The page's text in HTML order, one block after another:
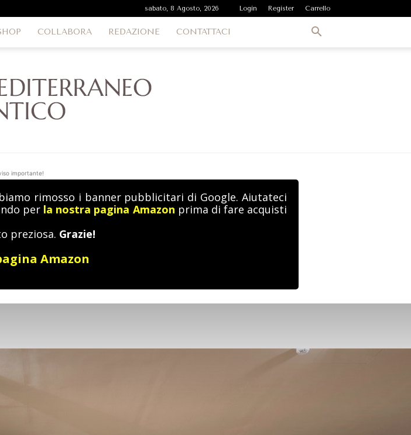
sabato, 8 Agosto, 2026 Login Register Carrello
COLLABORA REDAZIONE CONTATTACI
MediterraneoAntico
importante!
rimosso i banner pubblicitari di Google. Aiutateci
per la nostra pagina Amazon prima di fare acquisti
preziosa. Grazie!
Amazon